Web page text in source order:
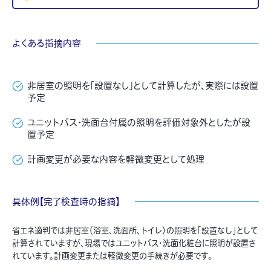
よくある指摘内容
非居室の照明を「設置なし」として計算したが、実際には設置
予定
ユニットバス・洗面台付属の照明を評価対象外としたが設
置予定
計画変更が必要な内容を軽微変更として処理
具体例【完了検査時の指摘】
省エネ適判では非居室（浴室、洗面所、トイレ）の照明を「設置なし」として
計算されていますが、現場ではユニットバス・洗面化粧台に照明が設置さ
れています。計画変更または軽微変更の手続きが必要です。